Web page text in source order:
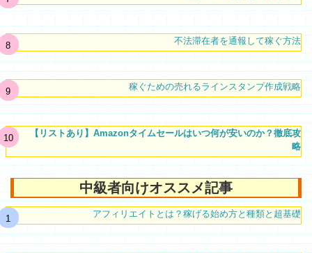
不法滞在者を通報して稼ぐ方法
稼ぐための売れるラインスタンプ作成戦略
【リストあり】Amazonタイムセールはいつ何が安いのか？徹底攻
略
中級者向けオススメ記事
アフィリエイトとは？稼げる始め方と種類と超基礎